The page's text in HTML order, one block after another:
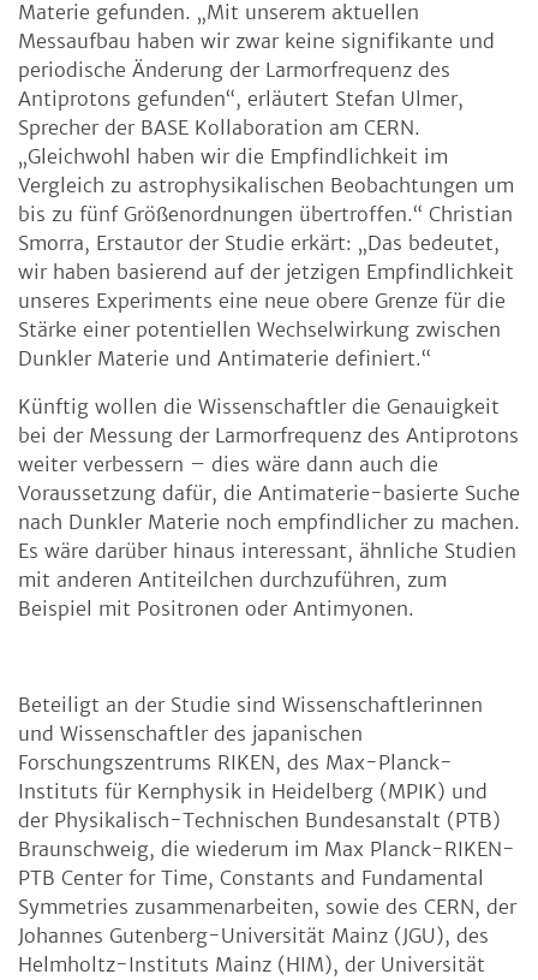
Materie gefunden. „Mit unserem aktuellen
Messaufbau haben wir zwar keine signifikante und
periodische Änderung der Larmorfrequenz des
Antiprotons gefunden“, erläutert Stefan Ulmer,
Sprecher der BASE Kollaboration am CERN.
„Gleichwohl haben wir die Empfindlichkeit im
Vergleich zu astrophysikalischen Beobachtungen um
bis zu fünf Größenordnungen übertroffen.“ Christian
Smorra, Erstautor der Studie erkärt: „Das bedeutet,
wir haben basierend auf der jetzigen Empfindlichkeit
unseres Experiments eine neue obere Grenze für die
Stärke einer potentiellen Wechselwirkung zwischen
Dunkler Materie und Antimaterie definiert.“
Künftig wollen die Wissenschaftler die Genauigkeit
bei der Messung der Larmorfrequenz des Antiprotons
weiter verbessern – dies wäre dann auch die
Voraussetzung dafür, die Antimaterie-basierte Suche
nach Dunkler Materie noch empfindlicher zu machen.
Es wäre darüber hinaus interessant, ähnliche Studien
mit anderen Antiteilchen durchzuführen, zum
Beispiel mit Positronen oder Antimyonen.
Beteiligt an der Studie sind Wissenschaftlerinnen
und Wissenschaftler des japanischen
Forschungszentrums RIKEN, des Max-Planck-
Instituts für Kernphysik in Heidelberg (MPIK) und
der Physikalisch-Technischen Bundesanstalt (PTB)
Braunschweig, die wiederum im Max Planck-RIKEN-
PTB Center for Time, Constants and Fundamental
Symmetries zusammenarbeiten, sowie des CERN, der
Johannes Gutenberg-Universität Mainz (JGU), des
Helmholtz-Instituts Mainz (HIM), der Universität